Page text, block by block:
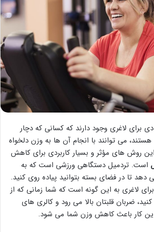
برای لاغری وجود دارند که کسانی که دچار
می توانند با انجام آن ها به وزن دلخواه
روش های مؤثر و بسیار کاربردی برای کاهش
است. تردمیل دستگاهی ورزشی است که به
دهد تا در فضای بسته بتوانید پیاده روی کنید.
لاغری به این گونه است که شما زمانی که از
ضربان قلبتان بالا می رود و کالری های
کار باعث کاهش وزن شما می شود.